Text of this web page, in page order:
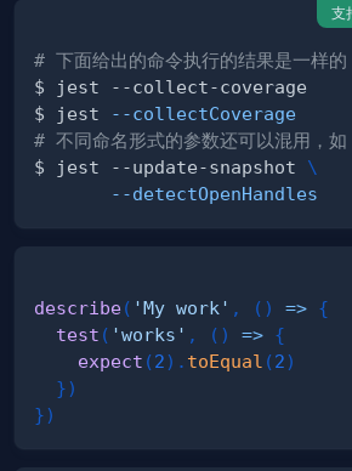
支
# 下面给出的命令执行的结果是一样的
$ jest
--collectCoverage
# 不同命名形式的参数还可以混用，如
$ jest --update-snapshot \
--detectOpenHandles
describe( 'My work' , ( ) => {
test ( 'works' , ( ) => {
expect (2) . toEqual (2)
})
})